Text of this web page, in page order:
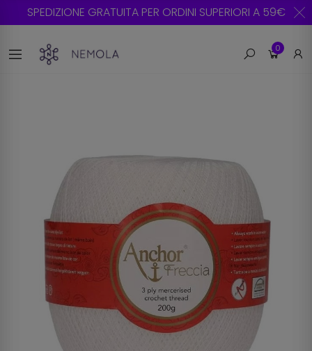
SPEDIZIONE GRATUITA PER ORDINI SUPERIORI A 59€
0